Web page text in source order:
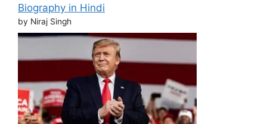
Biography in Hindi
by Niraj Singh